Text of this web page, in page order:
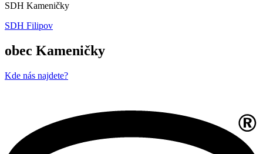
SDH Kameničky
SDH Filipov
obec Kameničky
Kde nás najdete?